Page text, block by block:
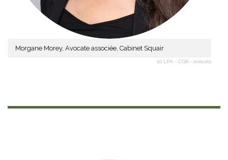
Morgane Morey, Avocate associée, Cabinet Squair
(c) LPA - CGR - avocats